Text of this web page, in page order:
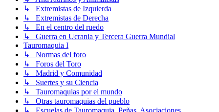
↳ Extremistas de Izquierda
↳ Extremistas de Derecha
↳ En el centro del ruedo
↳ Guerra en Ucrania y Tercera Guerra Mundial
Tauromaquia I
↳ Normas del foro
↳ Foros del Toro
↳ Madrid y Comunidad
↳ Suertes y su Ciencia
↳ Tauromaquias por el mundo
↳ Otras tauromaquias del pueblo
↳ Escuelas de Tauromaquia. Peñas. Asociaciones